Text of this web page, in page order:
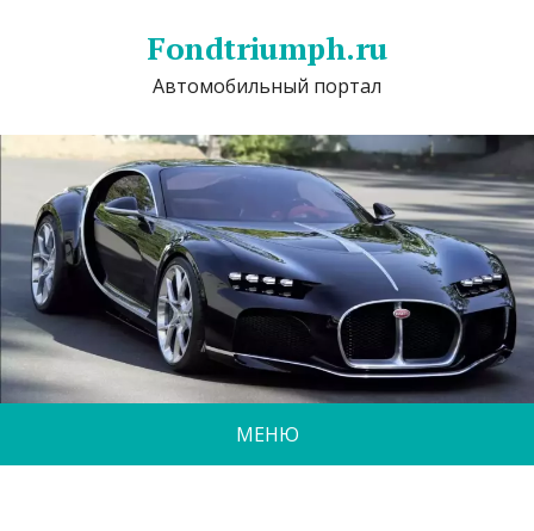
Fondtriumph.ru
Автомобильный портал
МЕНЮ